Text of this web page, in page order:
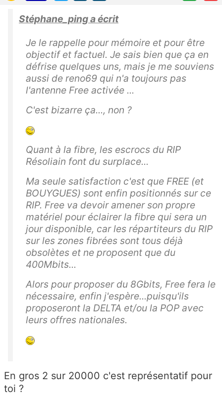
Stéphane_ping a écrit
Je le rappelle pour mémoire et pour être
objectif et factuel. Je sais bien que ça en
défrise quelques uns, mais je me souviens
aussi de reno69 qui n'a toujours pas
l'antenne Free activée ...
C'est bizarre ça..., non ?
Quant à la fibre, les escrocs du RIP
Résoliain font du surplace...
Ma seule satisfaction c'est que FREE (et
BOUYGUES) sont enfin positionnés sur ce
RIP. Free va devoir amener son propre
matériel pour éclairer la fibre qui sera un
jour disponible, car les répartiteurs du RIP
sur les zones fibrées sont tous déjà
obsolètes et ne proposent que du
400Mbits...
Alors pour proposer du 8Gbits, Free fera le
nécessaire, enfin j'espère...puisqu'ils
proposeront la DELTA et/ou la POP avec
leurs offres nationales.
En gros 2 sur 20000 c'est représentatif pour
toi ?